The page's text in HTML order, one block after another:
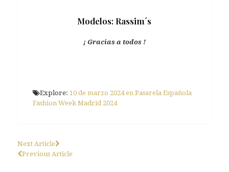
Modelos: Rassim´s
¡ Gracias a todos !
Explore: 10 de marzo 2024 en Pasarela Española
Fashion Week Madrid 2024
Next Article
Previous Article